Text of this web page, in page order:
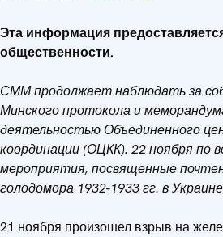
Эта информация
общественности.
СММ продолжает наблюдать за
Минского протокола и
деятельностью Объединенного
координации (ОЦКК). 22 ноября по
мероприятия, посвященные
голодомора 1932-1933 гг. в
21 ноября произошел взрыв на